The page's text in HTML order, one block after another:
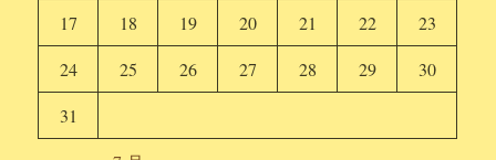
17
18 19 20 21 22
23
24
25 26 27 28 29
30
31